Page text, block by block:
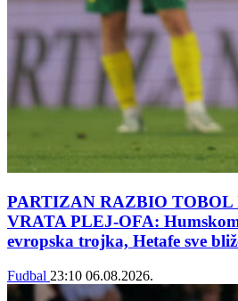
PARTIZAN RAZBIO TOBOL
VRATA PLEJ-OFA:
evropska trojka, Hetafe sve
Fudbal 23:10 06.08.2026.